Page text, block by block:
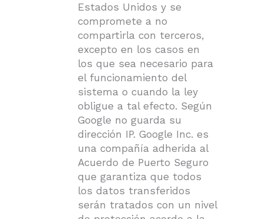
Estados Unidos y se
compromete a no
compartirla con terceros,
excepto en los casos en
los que sea necesario para
el funcionamiento del
sistema o cuando la ley
obligue a tal efecto. Según
Google no guarda su
dirección IP. Google Inc. es
una compañía adherida al
Acuerdo de Puerto Seguro
que garantiza que todos
los datos transferidos
serán tratados con un nivel